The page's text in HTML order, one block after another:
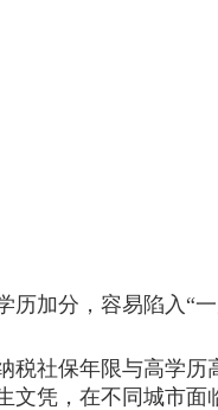
加分，容易陷入“一
社保年限与高学历高
文凭，在不同城市面